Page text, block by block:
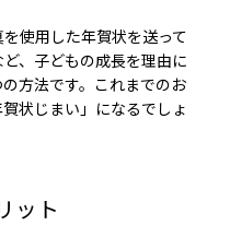
使用した年賀状を送って
、子どもの成長を理由に
方法です。これまでのお
状じまい」になるでしょ
ット